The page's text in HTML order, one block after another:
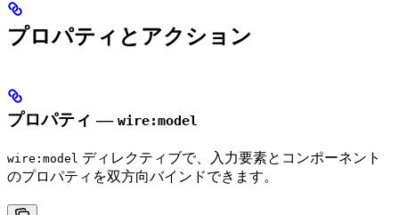
プロパティとアクション
プロパティ — wire:model
wire:model ディレクティブで、入力要素とコンポーネント
のプロパティを双方向バインドできます。